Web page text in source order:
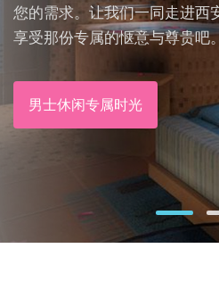
您的需求。让我们一同走进西
享受那份专属的惬意与尊贵吧
男士休闲专属时光